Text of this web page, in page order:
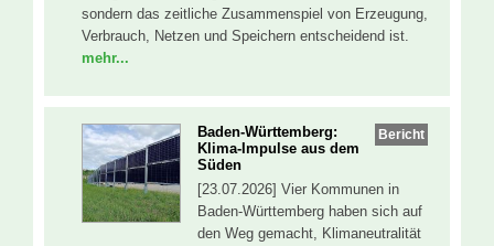
sondern das zeitliche Zusammenspiel von Erzeugung,
Verbrauch, Netzen und Speichern entscheidend ist.
mehr...
Bericht
Baden-Württemberg:
Klima-Impulse aus dem
Süden
[23.07.2026] Vier Kommunen in
Baden-Württemberg haben sich auf
den Weg gemacht, Klimaneutralität